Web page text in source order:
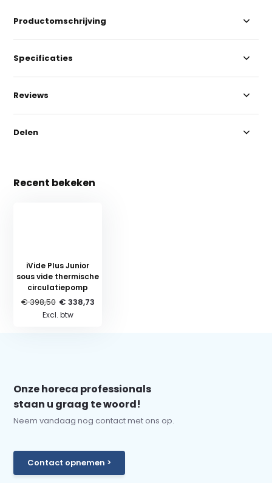
Productomschrijving
Specificaties
Reviews
Delen
Recent bekeken
iVide Plus Junior
sous vide thermische
circulatiepomp
€ 398,50 € 338,73
Excl. btw
Onze horeca professionals
staan u graag te woord!
Neem vandaag nog contact met ons op.
Contact opnemen >